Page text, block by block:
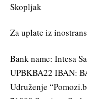
Skopljak
Za uplate iz
Bank name: Intesa
UPBKBA22 IBAN:
Udruženje